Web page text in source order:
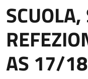
AS 17/18